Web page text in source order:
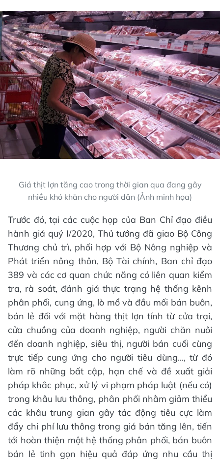
Giá thịt lợn tăng cao trong thời gian qua đang gây
nhiều khó khăn cho người dân (Ảnh minh họa)
Trước đó, tại các cuộc họp của Ban Chỉ đạo điều
hành giá quý I/2020, Thủ tướng đã giao Bộ Công
Thương chủ trì, phối hợp với Bộ Nông nghiệp và
Phát triển nông thôn, Bộ Tài chính, Ban chỉ đạo
389 và các cơ quan chức năng có liên quan kiểm
tra, rà soát, đánh giá thực trạng hệ thống kênh
phân phối, cung ứng, lò mổ và đầu mối bán buôn,
bán lẻ đối với mặt hàng thịt lợn tính từ cửa trại,
cửa chuồng của doanh nghiệp, người chăn nuôi
đến doanh nghiệp, siêu thị, người bán cuối cùng
trực tiếp cung ứng cho người tiêu dùng..., từ đó
làm rõ những bất cập, hạn chế và đề xuất giải
pháp khắc phục, xử lý vi phạm pháp luật (nếu có)
trong khâu lưu thông, phân phối nhằm giảm thiểu
các khâu trung gian gây tác động tiêu cực làm
đẩy chi phí lưu thông trong giá bán tăng lên, tiến
tới hoàn thiện một hệ thống phân phối, bán buôn
bán lẻ tinh gọn hiệu quả đáp ứng nhu cầu thị